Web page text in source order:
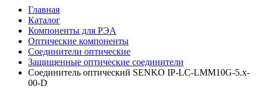
Главная
Каталог
Компоненты для РЭА
Оптические компоненты
Соединители оптические
Защищенные оптические соединители
Соединитель оптический SENKO IP-LC-LMM10G-5.x-
00-D